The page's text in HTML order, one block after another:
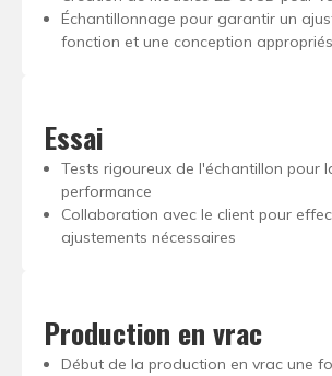
Échantillonnage pour garantir un
fonction et une conception appropriés
Essai
Tests rigoureux de l'échantillon pour
performance
Collaboration avec le client pour
ajustements nécessaires
Production en vrac
Début de la production en vrac une